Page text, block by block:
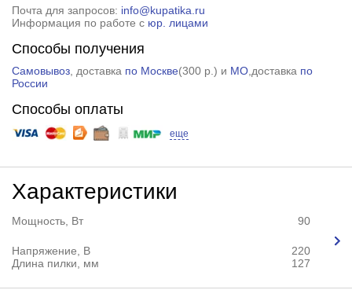
Почта для запросов: info@kupatika.ru
Информация по работе с юр. лицами
Способы получения
Самовывоз, доставка по Москве(300 р. ) и МО,доставка по
России
Способы оплаты
еще
Характеристики
Мощность, Вт 90
Напряжение, В
220
Длина пилки, мм
127